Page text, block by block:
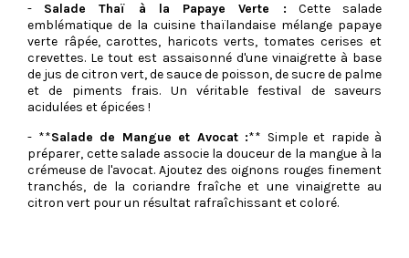
- Salade Thaï à la Papaye Verte : Cette salade
emblématique de la cuisine thaïlandaise mélange papaye
verte râpée, carottes, haricots verts, tomates cerises et
crevettes. Le tout est assaisonné d'une vinaigrette à base
de jus de citron vert, de sauce de poisson, de sucre de palme
et de piments frais. Un véritable festival de saveurs
acidulées et épicées !
- **Salade de Mangue et Avocat :** Simple et rapide à
préparer, cette salade associe la douceur de la mangue à la
crémeuse de l'avocat. Ajoutez des oignons rouges finement
tranchés, de la coriandre fraîche et une vinaigrette au
citron vert pour un résultat rafraîchissant et coloré.